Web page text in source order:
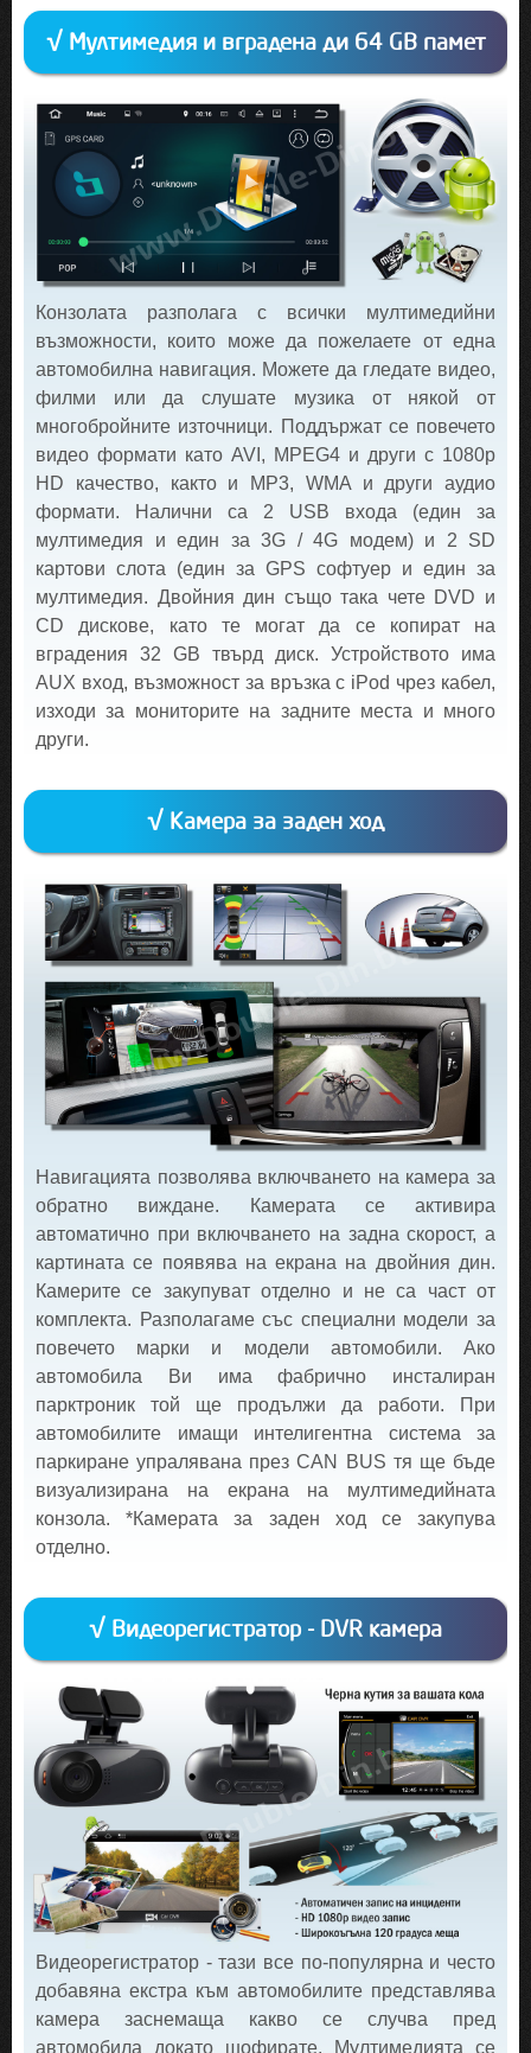
√ Мултимедия и вградена ди 64 GB памет
Конзолата разполага с всички мултимедийни
възможности, които може да пожелаете от една
автомобилна навигация. Можете да гледате видео,
филми или да слушате музика от някой от
многобройните източници. Поддържат се повечето
видео формати като AVI, MPEG4 и други с 1080p
HD качество, както и MP3, WMA и други аудио
формати. Налични са 2 USB входа (един за
мултимедия и един за 3G / 4G модем) и 2 SD
картови слота (един за GPS софтуер и един за
мултимедия. Двойния дин също така чете DVD и
CD дискове, като те могат да се копират на
вградения 32 GB твърд диск. Устройството има
AUX вход, възможност за връзка с iPod чрез кабел,
изходи за мониторите на задните места и много
други.
√ Камера за заден ход
Навигацията позволява включването на камера за
обратно виждане. Камерата се активира
автоматично при включването на задна скорост, а
картината се появява на екрана на двойния дин.
Камерите се закупуват отделно и не са част от
комплекта. Разполагаме със специални модели за
повечето марки и модели автомобили. Ако
автомобила Ви има фабрично инсталиран
парктроник той ще продължи да работи. При
автомобилите имащи интелигентна система за
паркиране упралявана през CAN BUS тя ще бъде
визуализирана на екрана на мултимедийната
конзола. *Камерата за заден ход се закупува
отделно.
√ Видеорегистратор - DVR камера
Видеорегистратор - тази все по-популярна и често
добавяна екстра към автомобилите представлява
камера заснемаща какво се случва пред
автомобила докато шофирате. Мултимедията се